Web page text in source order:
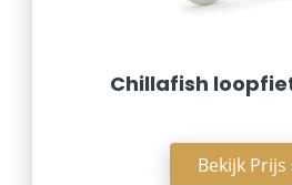
Chillafish
Bekijk Prijs